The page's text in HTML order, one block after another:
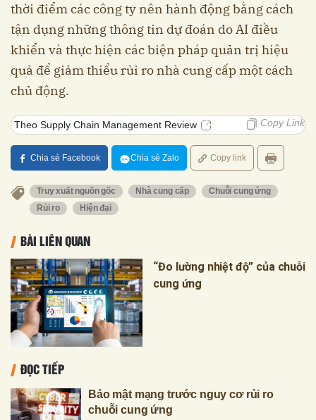
thời điểm các công ty nên hành động bằng cách
tận dụng những thông tin dự đoán do AI điều
khiển và thực hiện các biện pháp quản trị hiệu
quả để giảm thiểu rủi ro nhà cung cấp một cách
chủ động.
Theo Supply Chain Management Review Copy Link
Chia sẻ Facebook Chia sẻ Zalo Copy link
Truy xuất nguồn gốc Nhà cung cấp
Chuỗi cung ứng
Rủi ro
Hiện đại
BÀI LIÊN QUAN
“Đo lường nhiệt độ” của chuỗi
cung ứng
ĐỌC TIẾP
Bảo mật mạng trước nguy cơ rủi ro
chuỗi cung ứng